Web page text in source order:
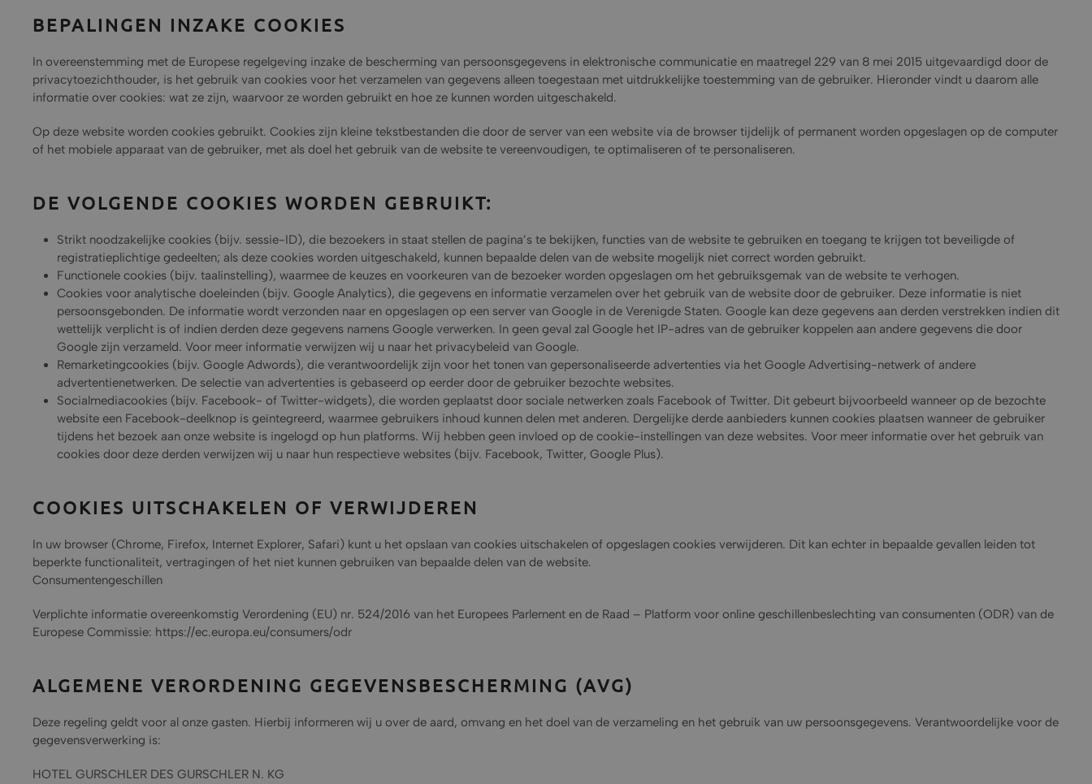
BEPALINGEN INZAKE COOKIES
In overeenstemming met de Europese regelgeving inzake de bescherming van persoonsgegevens in elektronische communicatie en maatregel 229 van 8 mei 2015 uitgevaardigd door de
privacytoezichthouder, is het gebruik van cookies voor het verzamelen van gegevens alleen toegestaan met uitdrukkelijke toestemming van de gebruiker. Hieronder vindt u daarom alle
informatie over cookies: wat ze zijn, waarvoor ze worden gebruikt en hoe ze kunnen worden uitgeschakeld.
Op deze website worden cookies gebruikt. Cookies zijn kleine tekstbestanden die door de server van een website via de browser tijdelijk of permanent worden opgeslagen op de computer
of het mobiele apparaat van de gebruiker, met als doel het gebruik van de website te vereenvoudigen, te optimaliseren of te personaliseren.
DE VOLGENDE COOKIES WORDEN GEBRUIKT:
Strikt noodzakelijke cookies (bijv. sessie-ID), die bezoekers in staat stellen de pagina’s te bekijken, functies van de website te gebruiken en toegang te krijgen tot beveiligde of
registratieplichtige gedeelten; als deze cookies worden uitgeschakeld, kunnen bepaalde delen van de website mogelijk niet correct worden gebruikt.
Functionele cookies (bijv. taalinstelling), waarmee de keuzes en voorkeuren van de bezoeker worden opgeslagen om het gebruiksgemak van de website te verhogen.
Cookies voor analytische doeleinden (bijv. Google Analytics), die gegevens en informatie verzamelen over het gebruik van de website door de gebruiker. Deze informatie is niet
persoonsgebonden. De informatie wordt verzonden naar en opgeslagen op een server van Google in de Verenigde Staten. Google kan deze gegevens aan derden verstrekken indien dit
wettelijk verplicht is of indien derden deze gegevens namens Google verwerken. In geen geval zal Google het IP-adres van de gebruiker koppelen aan andere gegevens die door
Google zijn verzameld. Voor meer informatie verwijzen wij u naar het privacybeleid van Google.
Remarketingcookies (bijv. Google Adwords), die verantwoordelijk zijn voor het tonen van gepersonaliseerde advertenties via het Google Advertising-netwerk of andere
advertentienetwerken. De selectie van advertenties is gebaseerd op eerder door de gebruiker bezochte websites.
Socialmediacookies (bijv. Facebook- of Twitter-widgets), die worden geplaatst door sociale netwerken zoals Facebook of Twitter. Dit gebeurt bijvoorbeeld wanneer op de bezochte
website een Facebook-deelknop is geïntegreerd, waarmee gebruikers inhoud kunnen delen met anderen. Dergelijke derde aanbieders kunnen cookies plaatsen wanneer de gebruiker
tijdens het bezoek aan onze website is ingelogd op hun platforms. Wij hebben geen invloed op de cookie-instellingen van deze websites. Voor meer informatie over het gebruik van
cookies door deze derden verwijzen wij u naar hun respectieve websites (bijv. Facebook, Twitter, Google Plus).
COOKIES UITSCHAKELEN OF VERWIJDEREN
In uw browser (Chrome, Firefox, Internet Explorer, Safari) kunt u het opslaan van cookies uitschakelen of opgeslagen cookies verwijderen. Dit kan echter in bepaalde gevallen leiden tot
beperkte functionaliteit, vertragingen of het niet kunnen gebruiken van bepaalde delen van de website.
Consumentengeschillen
Verplichte informatie overeenkomstig Verordening (EU) nr. 524/2016 van het Europees Parlement en de Raad – Platform voor online geschillenbeslechting van consumenten (ODR) van de
Europese Commissie: https://ec.europa.eu/consumers/odr
ALGEMENE VERORDENING GEGEVENSBESCHERMING (AVG)
Deze regeling geldt voor al onze gasten. Hierbij informeren wij u over de aard, omvang en het doel van de verzameling en het gebruik van uw persoonsgegevens. Verantwoordelijke voor de
gegevensverwerking is:
HOTEL GURSCHLER DES GURSCHLER N. KG